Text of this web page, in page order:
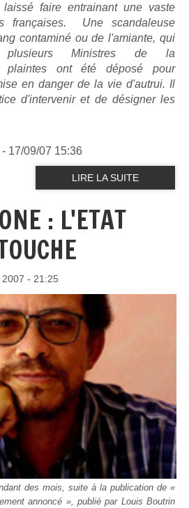
faire entrainant une vaste
françaises. Une scandaleuse
contaminé ou de l'amiante, qui
Ministres de la
plaintes ont été déposé pour
en danger de la vie d'autrui. Il
d'intervenir et de désigner les
17/09/07 15:36
LIRE LA SUITE
: L'ETAT
- 21:25
des mois, suite à la publication de «
annoncé », publié par Louis Boutrin